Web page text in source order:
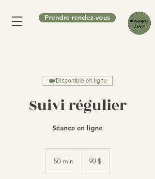
Prendre rendez-vous
Disponible en ligne
Suivi régulier
Séance en ligne
50 min 90 $